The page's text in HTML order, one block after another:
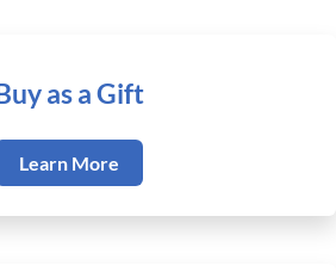
as a Gift
Learn More